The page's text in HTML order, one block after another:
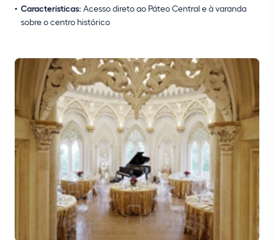
Características: Acesso direto ao Páteo Central e à varanda
sobre o centro histórico